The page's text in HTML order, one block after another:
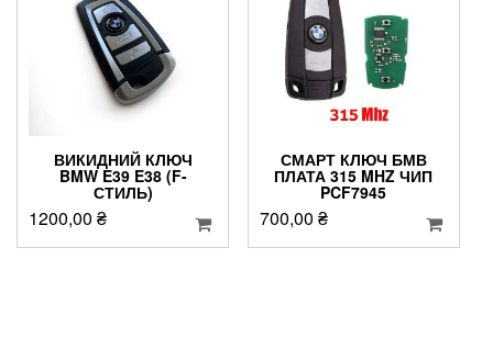
ВИКИДНИЙ КЛЮЧ
BMW E39 E38 (F-
СТИЛЬ)
1200,00 ₴
СМАРТ КЛЮЧ БМВ
ПЛАТА 315 MHZ ЧИП
PCF7945
700,00 ₴